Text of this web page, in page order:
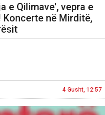
e Qilimave', vepra e
Koncerte në Mirditë,
4 Gusht, 12:57